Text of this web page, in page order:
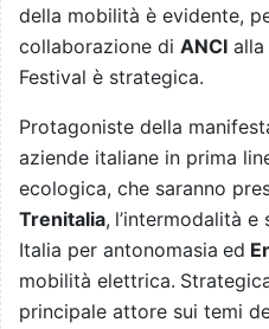
della mobilità è evidente,
collaborazione di ANCI
Festival è strategica.
Protagoniste della
aziende italiane in prima
ecologica, che saranno
Trenitalia, l’intermodalità
Italia per antonomasia ed
mobilità elettrica.
principale attore sui temi